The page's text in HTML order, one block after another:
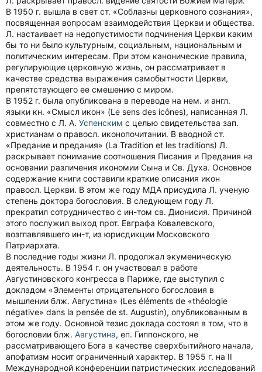
В 1950 г. вышла в свет ст. «Соблазны церковного сознания»,
посвященная вопросам взаимодействия Церкви и общества.
Л. настаивает на недопустимости подчинения Церкви каким
бы то ни было культурным, социальным, национальным и
политическим интересам. При этом канонические правила,
регулирующие церковную жизнь, он рассматривает в
качестве средства выражения самобытности Церкви,
препятствующего ее смешению с миром.
В 1952 г. была опубликована в переводе на нем. и англ.
языки кн. «Смысл икон» (Le sens des icônes), написанная Л.
совместно с Л. А. Успенским с целью свидетельства зап.
христианам о правосл. иконопочитании. В вводной ст.
«Предание и предания» (La Tradition et les traditions) Л.
раскрывает понимание соотношения Писания и Предания на
основании различения икономии Сына и Св. Духа. Основное
содержание книги составили краткие описания икон
правосл. Церкви. В этом же году МДА присудила Л. ученую
степень доктора богословия. В следующем году Л.
прекратил сотрудничество с ин-том св. Дионисия. Причиной
этого послужил выход прот. Евграфа Ковалевского,
возглавлявшего ин-т, из юрисдикции Московского
Патриархата.
В последние годы жизни Л. продолжал экуменическую
деятельность. В 1954 г. он участвовал в работе
Августиновского конгресса в Париже, где выступил с
докладом «Элементы отрицательного богословия в
мышлении блж. Августина» (Les éléments de «théologie
négative» dans la pensée de st. Augustin), опубликованным в
этом же году. Основной тезис доклада состоял в том, что в
богословии блж. Августина, еп. Гиппонского, не
рассматривающего Бога в качестве сверхбытийного начала,
апофатизм носит ограниченный характер. В 1955 г. на II
Международной конференции патристических исследований